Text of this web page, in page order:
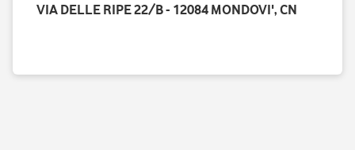
VIA DELLE RIPE 22/B - 12084 MONDOVI', CN